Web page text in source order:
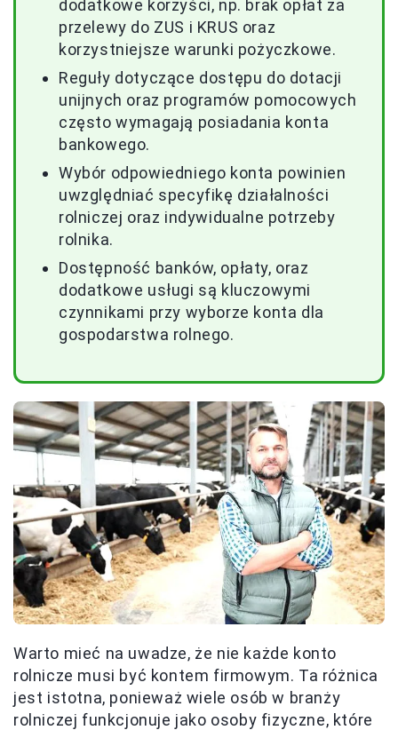
dodatkowe korzyści, np. brak opłat za
przelewy do ZUS i KRUS oraz
korzystniejsze warunki pożyczkowe.
Reguły dotyczące dostępu do dotacji
unijnych oraz programów pomocowych
często wymagają posiadania konta
bankowego.
Wybór odpowiedniego konta powinien
uwzględniać specyfikę działalności
rolniczej oraz indywidualne potrzeby
rolnika.
Dostępność banków, opłaty, oraz
dodatkowe usługi są kluczowymi
czynnikami przy wyborze konta dla
gospodarstwa rolnego.
Warto mieć na uwadze, że nie każde konto
rolnicze musi być kontem firmowym. Ta różnica
jest istotna, ponieważ wiele osób w branży
rolniczej funkcjonuje jako osoby fizyczne, które